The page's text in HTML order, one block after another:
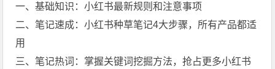
一、基础知识：小红书最新规则和注意事项
二、笔记速成：小红书种草笔记4大步骤，所有产品都适
用
三、笔记热词：掌握关键词挖掘方法，抢占更多小红书